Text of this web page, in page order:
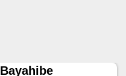
Bayahibe